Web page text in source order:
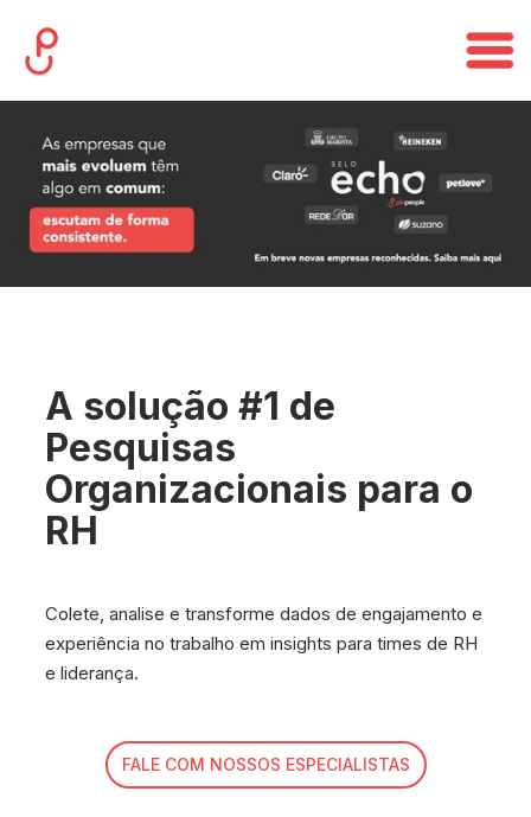
A solução #1 de
Pesquisas de Clima &
Engajamento